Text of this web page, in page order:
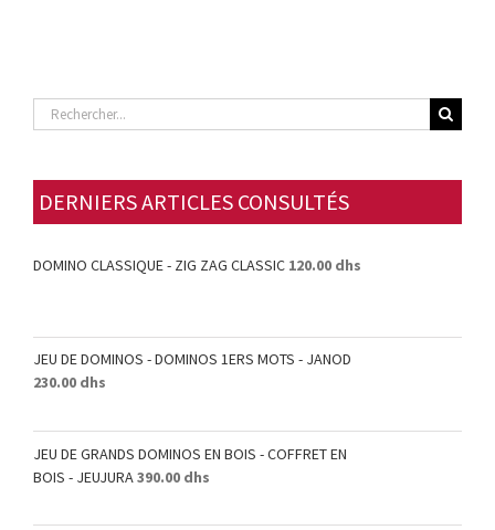
Rechercher
DERNIERS ARTICLES CONSULTÉS
DOMINO CLASSIQUE - ZIG ZAG CLASSIC 120.00 dhs
JEU DE DOMINOS - DOMINOS 1ERS MOTS - JANOD
230.00 dhs
JEU DE GRANDS DOMINOS EN BOIS - COFFRET EN
BOIS - JEUJURA390.00 dhs